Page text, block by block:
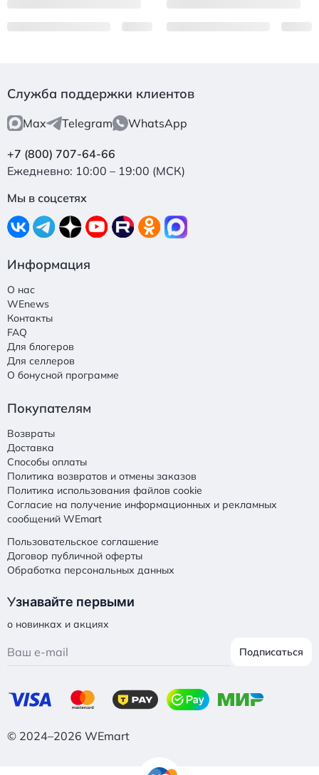
Служба поддержки клиентов
Max Telegram WhatsApp
+7 (800) 707-64-66
Ежедневно: 10:00 – 19:00 (МСК)
Мы в соцсетях
Информация
О нас
WEnews
Контакты
FAQ
Для блогеров
Для селлеров
О бонусной программе
Покупателям
Возвраты
Доставка
Способы оплаты
Политика возвратов и отмены заказов
Политика использования файлов cookie
Согласие на получение информационных и рекламных
сообщений WEmart
Пользовательское соглашение
Договор публичной оферты
Обработка персональных данных
Узнавайте первыми
о новинках и акциях
Подписаться
© 2024–2026 WEmart